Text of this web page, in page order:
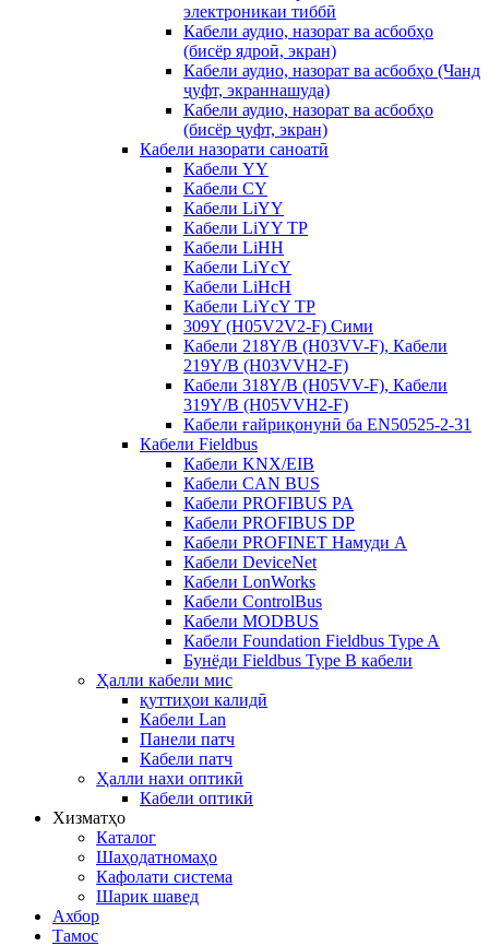
электроникаи тиббӣ
Кабели аудио, назорат ва асбобҳо
(бисёр ядроӣ, экран)
Кабели аудио, назорат ва асбобҳо (Чанд
ҷуфт, экраннашуда)
Кабели аудио, назорат ва асбобҳо
(бисёр ҷуфт, экран)
Кабели назорати саноатӣ
Кабели YY
Кабели CY
Кабели LiYY
Кабели LiYY TP
Кабели LiHH
Кабели LiYcY
Кабели LiHcH
Кабели LiYcY TP
309Y (H05V2V2-F) Сими
Кабели 218Y/B (H03VV-F), Кабели
219Y/B (H03VVH2-F)
Кабели 318Y/B (H05VV-F), Кабели
319Y/B (H05VVH2-F)
Кабели ғайриқонунӣ ба EN50525-2-31
Кабели Fieldbus
Кабели KNX/EIB
Кабели CAN BUS
Кабели PROFIBUS PA
Кабели PROFIBUS DP
Кабели PROFINET Намуди А
Кабели DeviceNet
Кабели LonWorks
Кабели ControlBus
Кабели MODBUS
Кабели Foundation Fieldbus Type A
Бунёди Fieldbus Type B кабели
Ҳалли кабели мис
қуттиҳои калидӣ
Кабели Lan
Панели патч
Кабели патч
Ҳалли нахи оптикӣ
Кабели оптикӣ
Хизматҳо
Каталог
Шаҳодатномаҳо
Кафолати система
Шарик шавед
Ахбор
Тамос